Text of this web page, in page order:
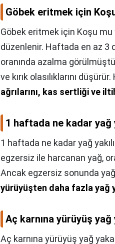
Göbek eritmek için
Göbek eritmek için Koşu mu
düzenlenir. Haftada en az 3
oranında azalma
ve kırık olasılıklarını
ağrılarını, kas sertliği ve
1 haftada ne kadar yağ
1 haftada ne kadar yağ
egzersiz ile harcanan yağ,
Ancak egzersiz sonunda
yürüyüşten daha fazla yağ
Aç karnına yürüyüş yağ
Aç karnına yürüyüş yağ